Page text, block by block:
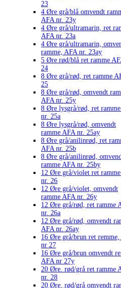
23
4 Øre grå/blå omvendt
AFA nr. 23y
4 Øre grå/ultramarin, ret
AFA nr. 23a
4 Øre grå/ultramarin,
ramme, AFA nr. 23ay
5 Øre rød/blå ret ramme
24
8 Øre grå/rød, ret ramme
25
8 Øre grå/rød, omvendt
AFA nr. 25y
8 Øre lysgrå/rød, ret
nr. 25a
8 Øre lysgrå/rød, omvendt
ramme AFA nr. 25ay
8 Øre grå/anilinrød, ret
AFA nr. 25b
8 Øre grå/anilinrød,
ramme AFA nr. 25by
12 Øre grå/violet ret
nr. 26
12 Øre grå/violet, omvendt
ramme AFA nr. 26y
12 Øre grå/rød, ret ramme
nr. 26a
12 Øre grå/rød, omvendt
AFA nr. 26ay
16 Øre grå/brun ret
nr 27
16 Øre grå/brun omvendt
AFA nr 27y
20 Øre. rød/grå ret ramme
nr. 28
20 Øre. rød/grå omvendt